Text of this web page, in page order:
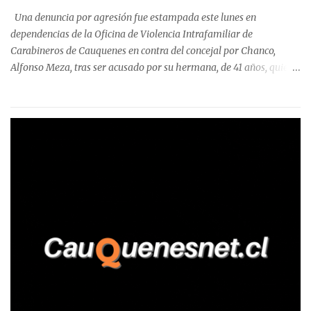
precisa que la mayor cantidad de dinero apostado se registró en
Talca, donde...
Una denuncia por agresión fue estampada este lunes en
dependencias de la Oficina de Violencia Intrafamiliar de
Carabineros de Cauquenes en contra del concejal por Chanco,
Alfonso Meza, tras ser acusado por su hermana, de 41 años, quien
relató que los hechos ocurrieron cerca de las 11:30 horas en el
trabajadores, el edil descendió del vehículo y, en medio de la
confrontación, la habría tomado de los hombros, empujado al
suelo y agredido con golpes de pies y manos, mientr...